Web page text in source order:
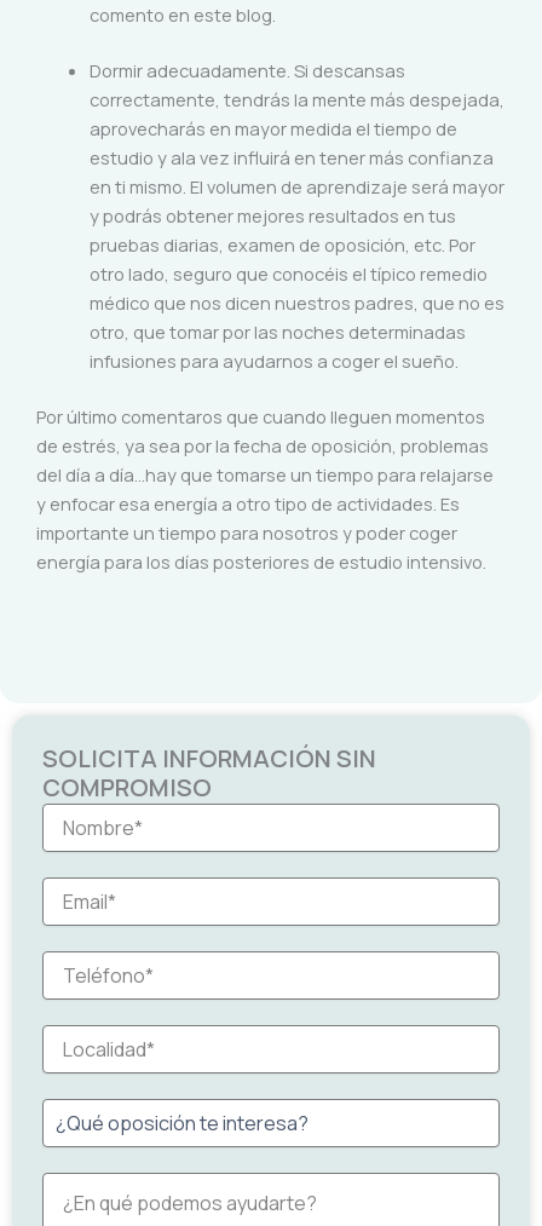
comento en este blog.
Dormir adecuadamente. Si descansas
correctamente, tendrás la mente más despejada,
aprovecharás en mayor medida el tiempo de
estudio y ala vez influirá en tener más confianza
en ti mismo. El volumen de aprendizaje será mayor
y podrás obtener mejores resultados en tus
pruebas diarias, examen de oposición, etc. Por
otro lado, seguro que conocéis el típico remedio
médico que nos dicen nuestros padres, que no es
otro, que tomar por las noches determinadas
infusiones para ayudarnos a coger el sueño.
Por último comentaros que cuando lleguen momentos
de estrés, ya sea por la fecha de oposición, problemas
del día a día…hay que tomarse un tiempo para relajarse
y enfocar esa energía a otro tipo de actividades. Es
importante un tiempo para nosotros y poder coger
energía para los días posteriores de estudio intensivo.
SOLICITA INFORMACIÓN SIN
COMPROMISO